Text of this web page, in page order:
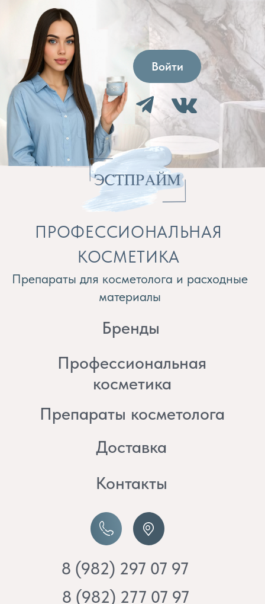
Препараты для косметолога и расходные
материалы
8 (982) 297 07 97
ПРОФЕССИОНАЛЬНАЯ
КОСМЕТИКА
Бренды
Профессиональная
Препараты косметолога
Доставка
8 (982) 277 07 97